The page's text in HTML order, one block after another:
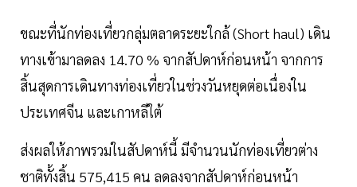
ขณะที่นักท่องเที่ยวกลุ่มตลาดระยะใกล้ (Short haul) เดิน
ทางเข้ามาลดลง 14.70 % จากสัปดาห์ก่อนหน้า จากการ
สิ้นสุดการเดินทางท่องเที่ยวในช่วงวันหยุดต่อเนื่องใน
ประเทศจีน และเกาหลีใต้
ส่งผลให้ภาพรวมในสัปดาห์นี้ มีจำนวนนักท่องเที่ยวต่าง
ชาติทั้งสิ้น 575,415 คน ลดลงจากสัปดาห์ก่อนหน้า